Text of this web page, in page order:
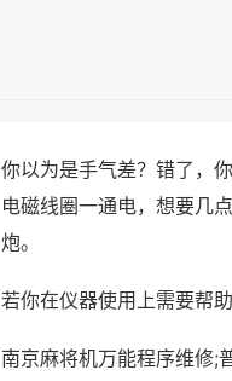
你以为是手气差？错了，
电磁线圈一通电，想要几
炮。
若你在仪器使用上需要帮
南京麻将机万能程序维修;